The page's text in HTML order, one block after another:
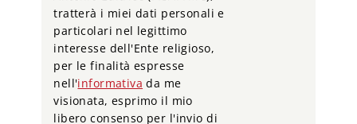
tratterà i miei dati personali e
particolari nel legittimo
interesse dell'Ente religioso,
per le finalità espresse
nell'informativa da me
visionata, esprimo il mio
libero consenso per l'invio di